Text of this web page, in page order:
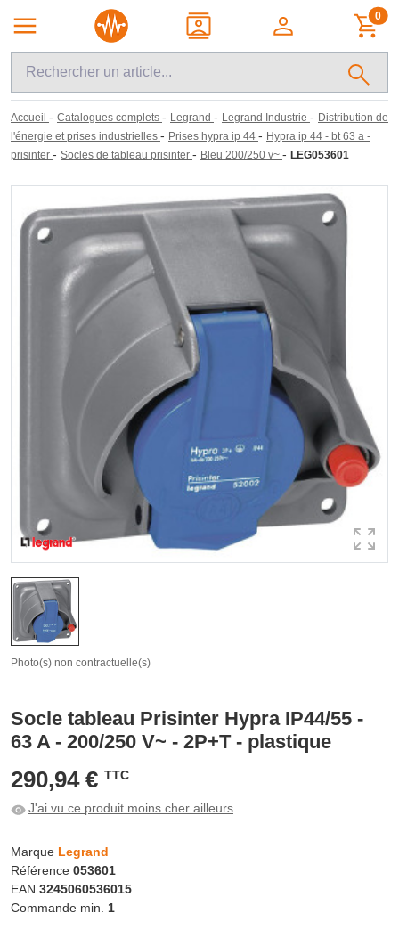
0
Accueil - Catalogues complets - Legrand - Legrand Industrie - Distribution de
l'énergie et prises industrielles - Prises hypra ip 44 - Hypra ip 44 - bt 63 a -
prisinter - Socles de tableau prisinter - Bleu 200/250 v~ - LEG053601
Photo(s) non contractuelle(s)
Socle tableau Prisinter Hypra IP44/55 -
63 A - 200/250 V~ - 2P+T - plastique
290,94 € TTC
J'ai vu ce produit moins cher ailleurs
Marque Legrand
Référence 053601
EAN 3245060536015
Commande min. 1